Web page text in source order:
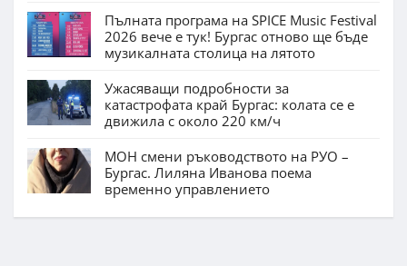
Пълната програма на SPICE Music Festival
2026 вече е тук! Бургас отново ще бъде
музикалната столица на лятото
Ужасяващи подробности за
катастрофата край Бургас: колата се е
движила с около 220 км/ч
МОН смени ръководството на РУО –
Бургас. Лиляна Иванова поема
временно управлението